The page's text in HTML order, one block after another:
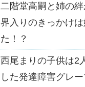
二階堂高嗣と姉の
界入りのきっかけ
た！？
西尾まりの子供は2
した発達障害グレ